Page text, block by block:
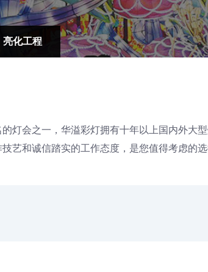
亮化工程
灯会之一，华溢彩灯拥有十年以上国内外大
艺和诚信踏实的工作态度，是您值得考虑的选